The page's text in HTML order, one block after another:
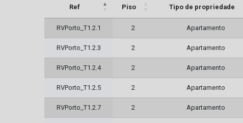
Ref Piso Tipo de propriedade
RVPorto_T1.2.1 2 Apartamento
RVPorto_T1.2.3 2 Apartamento
RVPorto_T1.2.4 2 Apartamento
RVPorto_T1.2.5 2 Apartamento
RVPorto_T1.2.7 2 Apartamento